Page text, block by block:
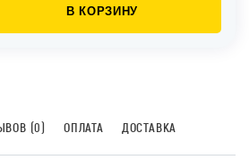
В КОРЗИНУ
(0) ОПЛАТА ДОСТАВКА